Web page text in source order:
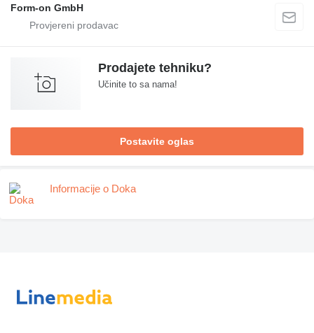
Form-on GmbH
Prodajete tehniku?
Učinite to sa nama!
Postavite oglas
Informacije o Doka